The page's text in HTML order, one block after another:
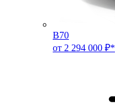
B70
от 2 294 000 ₽*